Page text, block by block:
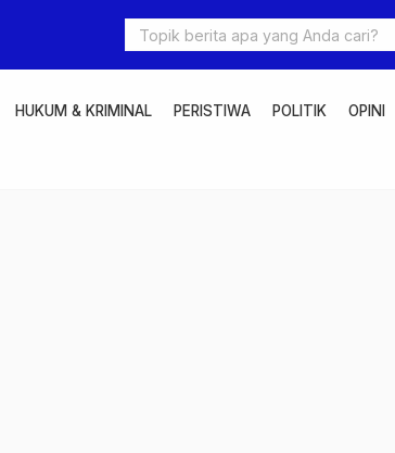
HUKUM & KRIMINAL PERISTIWA POLITIK OPINI